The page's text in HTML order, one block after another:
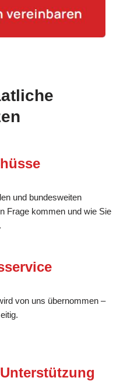
und bundesweiten
Frage kommen und wie Sie
von uns übernommen –